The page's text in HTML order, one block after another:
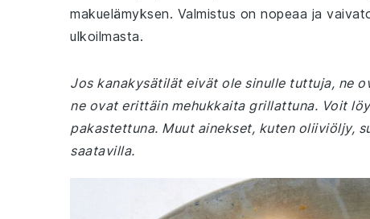
makuelämyksen. Valmistus on nopeaa ja
ulkoilmasta.
Jos kanakysätilät eivät ole sinulle tuttuja, ne
ne ovat erittäin mehukkaita grillattuna. Voit
pakastettuna. Muut ainekset, kuten oliiviöljy,
saatavilla.